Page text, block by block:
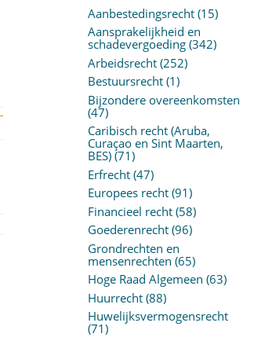
Aanbestedingsrecht(15)
Aansprakelijkheid en
schadevergoeding(342)
Arbeidsrecht(252)
Bestuursrecht(1)
Bijzondere overeenkomsten
(47)
Caribisch recht (Aruba,
Curaçao en Sint Maarten,
BES)(71)
Erfrecht(47)
Europees recht(91)
Financieel recht(58)
Goederenrecht(96)
Grondrechten en
mensenrechten (65)
Hoge Raad Algemeen (63)
Huurrecht(88)
Huwelijksvermogensrecht
(71)